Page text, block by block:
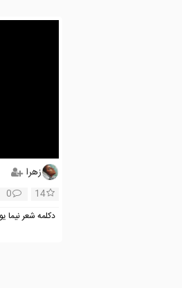
زهرا
14
0
دکلمه شعر نیما